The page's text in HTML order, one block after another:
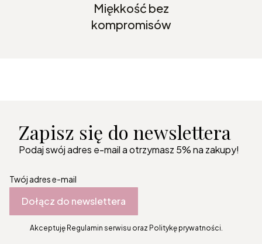
Miękkość bez
kompromisów
Zapisz się do newslettera
Podaj swój adres e-mail a otrzymasz 5% na zakupy!
Twój adres e-mail
Dołącz do newslettera
Akceptuję Regulamin serwisu oraz Politykę prywatności.